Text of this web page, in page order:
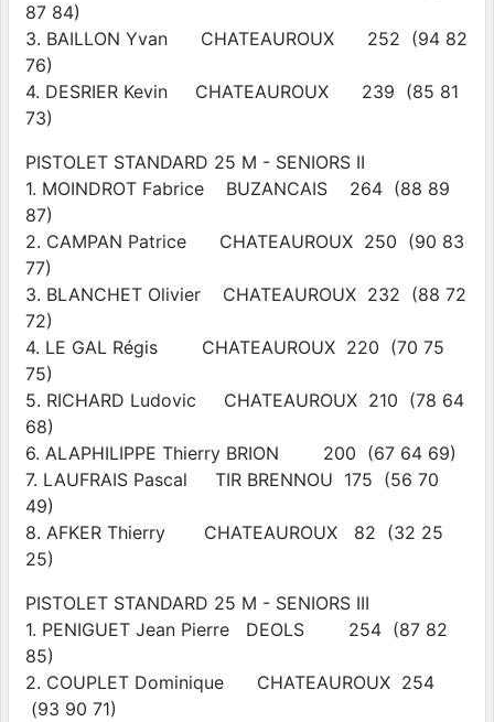
87 84)
3. BAILLON Yvan CHATEAUROUX 252 (94 82
76)
4. DESRIER Kevin CHATEAUROUX 239 (85 81
73)
PISTOLET STANDARD 25 M - SENIORS II
1. MOINDROT Fabrice BUZANCAIS 264 (88 89
87)
2. CAMPAN Patrice CHATEAUROUX 250 (90 83
77)
3. BLANCHET Olivier CHATEAUROUX 232 (88 72
72)
4. LE GAL Régis CHATEAUROUX 220 (70 75
75)
5. RICHARD Ludovic CHATEAUROUX 210 (78 64
68)
6. ALAPHILIPPE Thierry BRION 200 (67 64 69)
7. LAUFRAIS Pascal TIR BRENNOU 175 (56 70
49)
8. AFKER Thierry CHATEAUROUX 82 (32 25
25)
PISTOLET STANDARD 25 M - SENIORS III
1. PENIGUET Jean Pierre DEOLS 254 (87 82
85)
2. COUPLET Dominique CHATEAUROUX 254
(93 90 71)